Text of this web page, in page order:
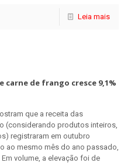
Leia mais
carne de frango cresce 9,1%
que a receita das
(considerando produtos inteiros,
registraram em outubro
ao mesmo mês do ano passado,
volume, a elevação foi de